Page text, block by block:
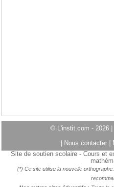
© L'instit.com - 2026 |
Nous contacter
Site de soutien scolaire - Cours et
(*) Ce site utilise la nouvelle